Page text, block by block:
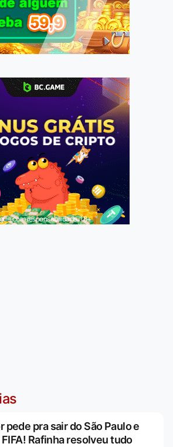
com responsabilidade. 18+
pede pra sair do São Paulo e
Rafinha resolveu tudo